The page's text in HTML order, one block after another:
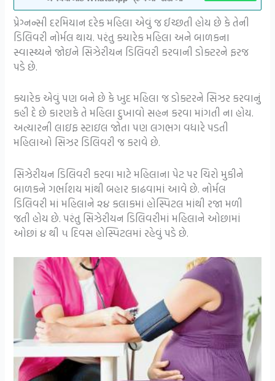
પ્રેગ્નન્સી દરમિયાન દરેક મહિલા એવું જ ઈચ્છતી હોય છે કે તેની
ડિલિવરી નોર્મલ થાય. પરંતુ ક્યારેક મહિલા અને બાળકના
સ્વાસ્થ્યને જોઇને સિઝેરીયન ડિલિવરી કરવાની ડોક્ટરને ફરજ
પડે છે.
ક્યારેક એવું પણ બને છે કે ખુદ મહિલા જ ડોક્ટરને સિઝર કરવાનું
કહી દે છે કારણકે તે મહિલા દુખાવો સહન કરવા માંગતી ના હોય.
અત્યારની લાઇફ સ્ટાઇલ જોતા પણ લગભગ વધારે પડતી
મહિલાઓ સિઝર ડિલિવરી જ કરાવે છે.
સિઝેરીયન ડિલિવરી કરવા માટે મહિલાના પેટ પર ચિરો મુકીને
બાળકને ગર્ભાશય માંથી બહાર કાઢવામાં આવે છે. નોર્મલ
ડિલિવરી માં મહિલાને ૨૪ કલાકમાં હોસ્પિટલ માંથી રજા મળી
જતી હોય છે. પરંતુ સિઝેરીયન ડિલિવરીમાં મહિલાને ઓછામાં
ઓછાં ૪ થી ૫ દિવસ હોસ્પિટલમાં રહેવું પડે છે.